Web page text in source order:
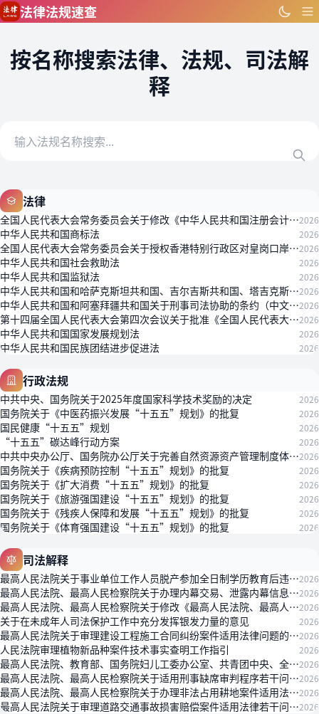
跳到主要内容
法律法规速查
按名称搜索法律、法规、司法解
释
法律
全国人民代表大会常务委员会关于修改《中华人民共和国注册会计师法》的决定2026
中华人民共和国商标法 2026
全国人民代表大会常务委员会关于授权香港特别行政区对皇岗口岸港方口岸区及相关延伸区实施管辖的决定2026
中华人民共和国社会救助法 2026
中华人民共和国监狱法 2026
中华人民共和国和哈萨克斯坦共和国、吉尔吉斯共和国、塔吉克斯坦共和国、土库曼斯坦、乌兹别克斯坦共和国永久睦邻友好合作条约（中文本）2026
中华人民共和国和阿塞拜疆共和国关于刑事司法协助的条约（中文本）2026
第十四届全国人民代表大会第四次会议关于批准《全国人民代表大会常务委员会关于法律清理工作情况和有关法律和决定处理意见的报告》的决定2026
中华人民共和国国家发展规划法 2026
中华人民共和国民族团结进步促进法 2026
行政法规
中共中央、国务院关于2025年度国家科学技术奖励的决定 2026
国务院关于《中医药振兴发展“十五五”规划》的批复 2026
国民健康“十五五”规划 2026
“十五五”碳达峰行动方案 2026
中共中央办公厅、国务院办公厅关于完善自然资源资产管理制度体系的意见2026
国务院关于《疾病预防控制“十五五”规划》的批复 2026
国务院关于《扩大消费“十五五”规划》的批复 2026
国务院关于《旅游强国建设“十五五”规划》的批复 2026
国务院关于《残疾人保障和发展“十五五”规划》的批复 2026
国务院关于《体育强国建设“十五五”规划》的批复 2026
司法解释
最高人民法院关于事业单位工作人员脱产参加全日制学历教育后违反服务期约定有关问题的批复2026
最高人民法院、最高人民检察院关于办理内幕交易、泄露内幕信息刑事案件具体应用法律若干问题的解释2026
最高人民法院、最高人民检察院关于修改《最高人民法院、最高人民检察院关于办理内幕交易、泄露内幕信息刑事案件具体应用法律若干问题的解释》的决定2026
关于在未成年人司法保护工作中充分发挥银发力量的意见 2026
最高人民法院关于审理建设工程施工合同纠纷案件适用法律问题的解释（二）2026
人民法院审理植物新品种案件技术事实查明工作指引 2026
最高人民法院、教育部、国务院妇儿工委办公室、共青团中央、全国妇联关于开展“播法治种子，树法治信仰”法治宣传教育活动的通知2026
最高人民法院、最高人民检察院关于适用刑事缺席审判程序若干问题的规定2026
最高人民法院、最高人民检察院关于办理非法占用耕地案件适用法律若干问题的规定2026
最高人民法院关于审理道路交通事故损害赔偿案件适用法律若干问题的解释（二）2026